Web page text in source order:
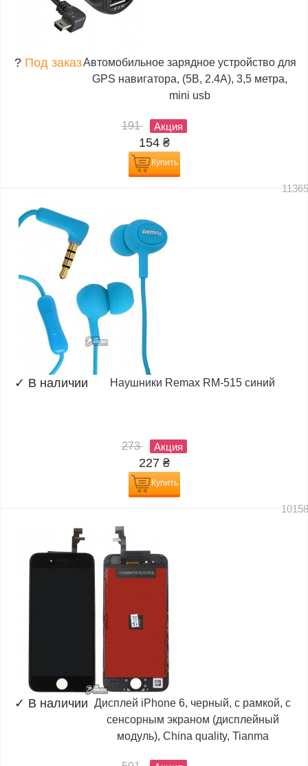
? Под заказАвтомобильное зарядное устройство для
GPS навигатора, (5В, 2.4А), 3,5 метра,
mini usb
191 Акция
154 ₴
Купить
✓ В наличии Наушники Remax RM-515 синий
273 Акция
227 ₴
Купить
✓ В наличии Дисплей iPhone 6, черный, с рамкой, с
сенсорным экраном (дисплейный
модуль), China quality, Tianma